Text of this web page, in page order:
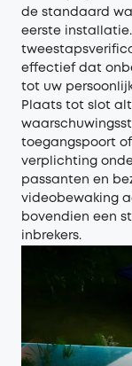
de standaard
eerste
effectief dat
tot uw
Plaats tot slot
toegangspoort
verplichting
passanten en
videobewaking
bovendien een
inbrekers.